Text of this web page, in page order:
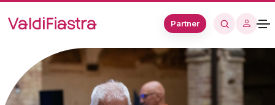
Partner